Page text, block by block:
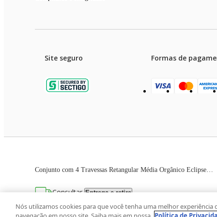
Consultar Entrega e retira
Site seguro Formas de
Preços e condições de
As imagens dos produtos são meramente
Avenida Zaki Narchi, nº 1650, sobreloja,
Nós utilizamos cookies para que você tenha uma melhor experiência